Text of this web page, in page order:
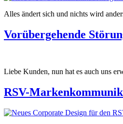
Alles ändert sich und nichts wird
Vorübergehende
Liebe Kunden, nun hat es auch uns
RSV-